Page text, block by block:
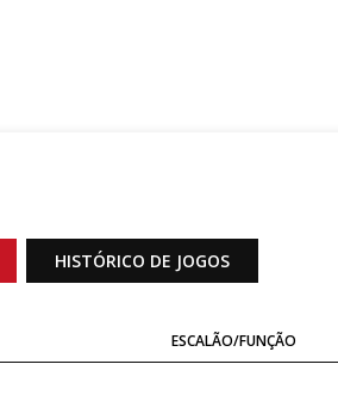
HISTÓRICO DE JOGOS
ESCALÃO/FUNÇÃO